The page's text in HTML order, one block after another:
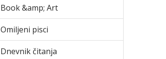
Book &amp; Art
Omiljeni pisci
Dnevnik čitanja